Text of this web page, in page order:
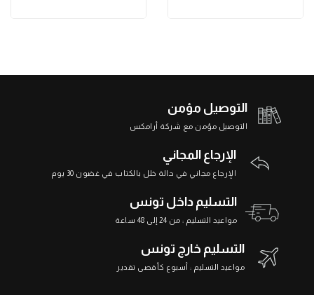
التوصيل مؤمن
التوصيل مؤمن مع شركة أرامكس
الإرجاع المجاني
الإرجاع مجاني في حالة خلل بالكتاب في غضون 30 يوم
التسليم داخل تونس
مواعيد التسليم : من 24 إلى 48 ساعة
التسليم خارج تونس
مواعيد التسليم : أسبوع كأقصى تقدير